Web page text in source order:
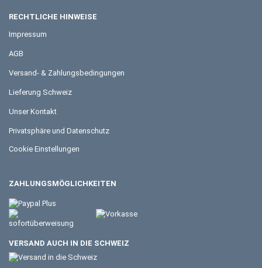
RECHTLICHE HINWEISE
Impressum
AGB
Versand- & Zahlungsbedingungen
Lieferung Schweiz
Unser Kontakt
Privatsphäre und Datenschutz
Cookie Einstellungen
ZAHLUNGSMÖGLICHKEITEN
VERSAND AUCH IN DIE SCHWEIZ